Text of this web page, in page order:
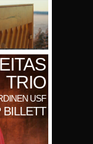
TRIO
USF